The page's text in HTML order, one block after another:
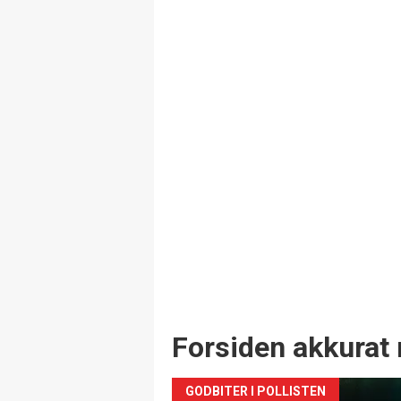
Forsiden akkurat
GODBITER I POLLISTEN